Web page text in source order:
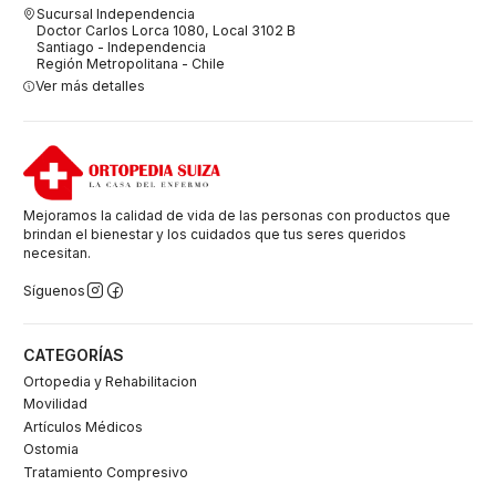
Sucursal Independencia
Doctor Carlos Lorca 1080, Local 3102 B
Santiago - Independencia
Región Metropolitana - Chile
Ver más detalles
Mejoramos la calidad de vida de las personas con productos que
brindan el bienestar y los cuidados que tus seres queridos
necesitan.
Síguenos
CATEGORÍAS
Ortopedia y Rehabilitacion
Movilidad
Artículos Médicos
Ostomia
Tratamiento Compresivo